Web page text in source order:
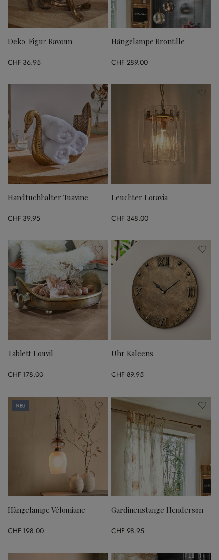
Deko-Figur Ravoun
CHF 36.95
Hängelampe Brontille
CHF 289.00
Handtuchhalter Tuavine
CHF 39.95
Leuchter Loravia
CHF 348.00
Tablett Louvil
CHF 178.00
Uhr Kaleens
CHF 89.95
Neu
Hängelampe Vélomiane
CHF 198.00
Gardinenstange Henderson
CHF 98.95